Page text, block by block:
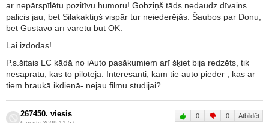
ar nepārspīlētu pozitīvu humoru! Gobziņš tāds nedaudz dīvains
palicis jau, bet Silakaktiņš vispār tur neiederējās. Šaubos par Donu,
bet Gustavo arī varētu būt OK.
Lai izdodas!
P.s.šitais LC kādā no iAuto pasākumiem arī šķiet bija redzēts, tik
nesapratu, kas to pilotēja. Interesanti, kam tie auto pieder , kas ar
tiem braukā ikdienā- nejau filmu studijai?
267450. viesis 0 0 Atbildēt